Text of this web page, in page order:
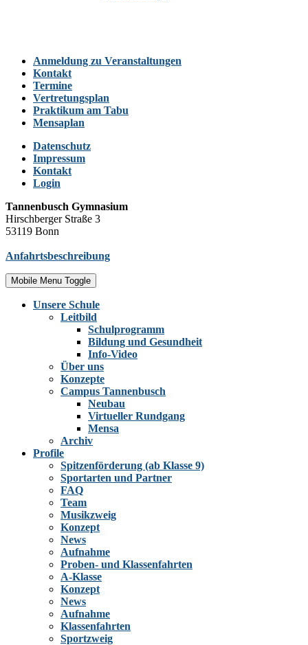
Anmeldung zu Veranstaltungen
Kontakt
Termine
Vertretungsplan
Praktikum am Tabu
Mensaplan
Datenschutz
Impressum
Kontakt
Login
Tannenbusch Gymnasium
Hirschberger Straße 3
53119 Bonn
Anfahrtsbeschreibung
Mobile Menu Toggle
Unsere Schule
Leitbild
Schulprogramm
Bildung und Gesundheit
Info-Video
Über uns
Konzepte
Campus Tannenbusch
Neubau
Virtueller Rundgang
Mensa
Archiv
Profile
Spitzenförderung (ab Klasse 9)
Sportarten und Partner
FAQ
Team
Musikzweig
Konzept
News
Aufnahme
Proben- und Klassenfahrten
A-Klasse
Konzept
News
Aufnahme
Klassenfahrten
Sportzweig